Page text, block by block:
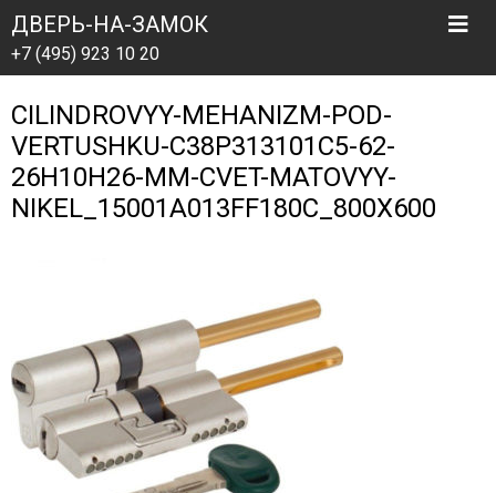
ДВЕРЬ-НА-ЗАМОК
+7 (495) 923 10 20
CILINDROVYY-MEHANIZM-POD-
VERTUSHKU-C38P313101C5-62-
26H10H26-MM-CVET-MATOVYY-
NIKEL_15001A013FF180C_800X600